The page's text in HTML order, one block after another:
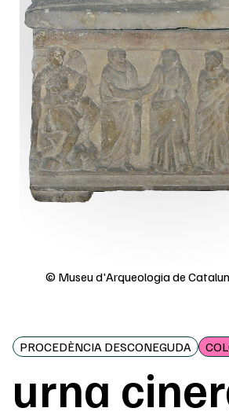
© Museu d'Arqueologia de
PROCEDÈNCIA DESCONEGUDA
urna